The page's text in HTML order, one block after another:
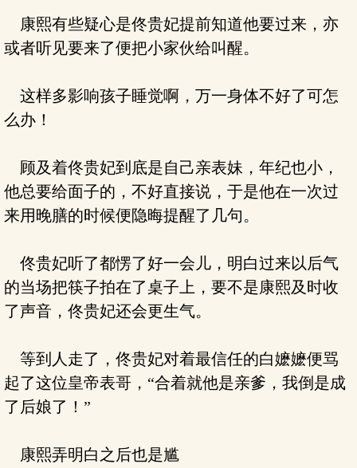
康熙有些疑心是佟贵妃提前知道他要过来，亦
或者听见要来了便把小家伙给叫醒。
这样多影响孩子睡觉啊，万一身体不好了可怎
么办！
顾及着佟贵妃到底是自己亲表妹，年纪也小，
他总要给面子的，不好直接说，于是他在一次过
来用晚膳的时候便隐晦提醒了几句。
佟贵妃听了都愣了好一会儿，明白过来以后气
的当场把筷子拍在了桌子上，要不是康熙及时收
了声音，佟贵妃还会更生气。
等到人走了，佟贵妃对着最信任的白嬷嬷便骂
起了这位皇帝表哥，“合着就他是亲爹，我倒是成
了后娘了！”
康熙弄明白之后也是尴